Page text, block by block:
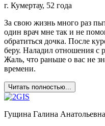
г. Кумертау, 52 года
За свою жизнь много раз
один врач мне так и не
обратиться дочка. После
беру. Наладил отношения
Жаль, что раньше о вас не
времени.
Читать полностью...
Гущина Галина Анатольевна